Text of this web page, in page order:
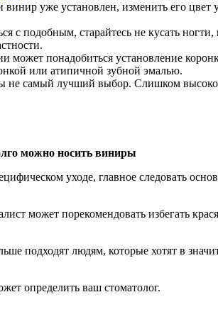
уже установлен, изменить его
с подобным, старайтесь не кусать
понадобиться установление
или атипичной зубной эмалью.
самый лучший выбор. Слишком
можно носить виниры
уходе, главное следовать
может порекомендовать избегать
подходят людям, которые хотят в
определить ваш стоматолог.